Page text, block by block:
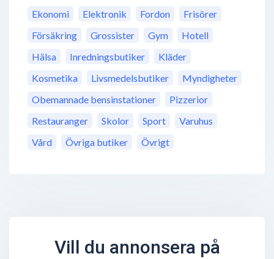
Ekonomi
Elektronik Fordon
Frisörer
Försäkring
Grossister Gym
Hotell
Hälsa
Inredningsbutiker
Kläder
Kosmetika
Livsmedelsbutiker
Myndigheter
Obemannade bensinstationer
Pizzerior
Restauranger
Skolor Sport
Varuhus
Vård
Övriga butiker Övrigt
Vill du annonsera på